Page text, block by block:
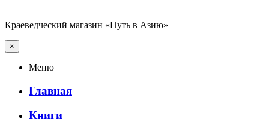
Краеведческий магазин «Путь в Азию»
×
Меню
Главная
Книги